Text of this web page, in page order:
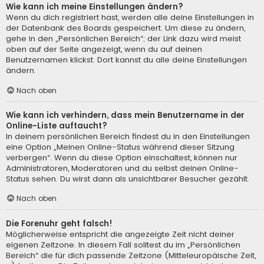
Wie kann ich meine Einstellungen ändern?
Wenn du dich registriert hast, werden alle deine Einstellungen in
der Datenbank des Boards gespeichert. Um diese zu ändern,
gehe in den „Persönlichen Bereich“; der Link dazu wird meist
oben auf der Seite angezeigt, wenn du auf deinen
Benutzernamen klickst. Dort kannst du alle deine Einstellungen
ändern.
Nach oben
Wie kann ich verhindern, dass mein Benutzername in der
Online-Liste auftaucht?
In deinem persönlichen Bereich findest du in den Einstellungen
eine Option „Meinen Online-Status während dieser Sitzung
verbergen“. Wenn du diese Option einschaltest, können nur
Administratoren, Moderatoren und du selbst deinen Online-
Status sehen. Du wirst dann als unsichtbarer Besucher gezählt.
Nach oben
Die Forenuhr geht falsch!
Möglicherweise entspricht die angezeigte Zeit nicht deiner
eigenen Zeitzone. In diesem Fall solltest du im „Persönlichen
Bereich“ die für dich passende Zeitzone (Mitteleuropäische Zeit,